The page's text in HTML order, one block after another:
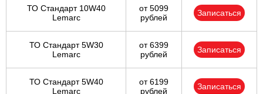
ТО Стандарт 10W40
Lemarc
от 5099
рублей
Записаться
ТО Стандарт 5W30
Lemarc
от 6399
рублей
Записаться
ТО Стандарт 5W40
Lemarc
от 6199
рублей
Записаться